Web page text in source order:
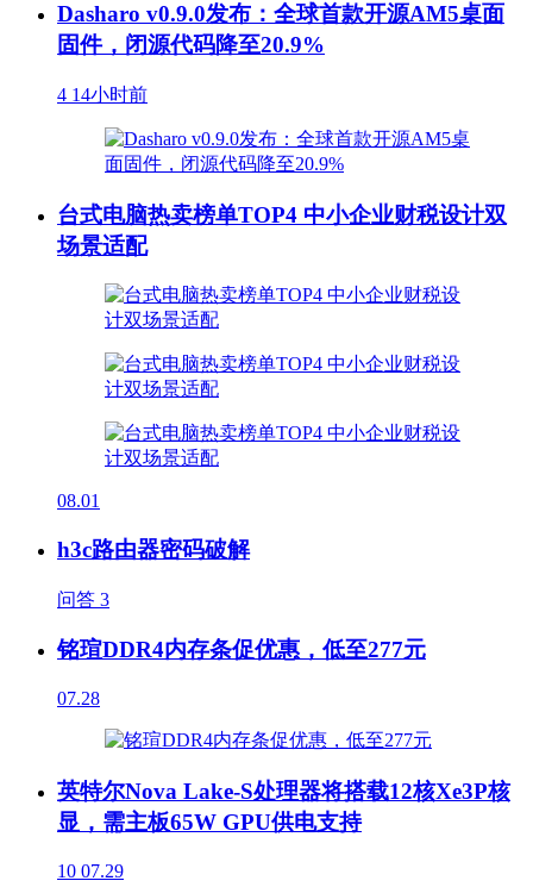
Dasharo v0.9.0发布：全球首款开源AM5桌面
固件，闭源代码降至20.9%
4 14小时前
台式电脑热卖榜单TOP4 中小企业财税设计双
场景适配
08.01
h3c路由器密码破解
问答 3
铭瑄DDR4内存条促优惠，低至277元
07.28
英特尔Nova Lake-S处理器将搭载12核Xe3P核
显，需主板65W GPU供电支持
10 07.29